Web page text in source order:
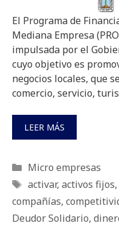
El Programa de
Mediana Empresa
impulsada por el
cuyo objetivo es
negocios locales, que
comercio, servicio,
LEER MÁS
Categorías
Micro empresas
Etiquetas
activar, activos fijos,
compañías,
Deudor Solidario,